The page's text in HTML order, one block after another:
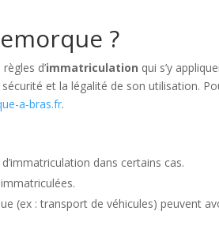
?
d’immatriculation qui s’y
et la légalité de son utilisation.
a-bras.fr.
dans certains cas.
(ex : transport de véhicules) peuvent